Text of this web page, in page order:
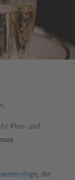
Plan- und
, der